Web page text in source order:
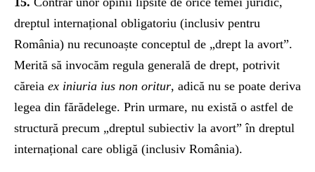
dreptul internațional obligatoriu (inclusiv pentru
România) nu recunoaște conceptul de „drept la avort”.
Merită să invocăm regula generală de drept, potrivit
căreia ex iniuria ius non oritur, adică nu se poate deriva
legea din fărădelege. Prin urmare, nu există o astfel de
structură precum „dreptul subiectiv la avort” în dreptul
internațional care obligă (inclusiv România).